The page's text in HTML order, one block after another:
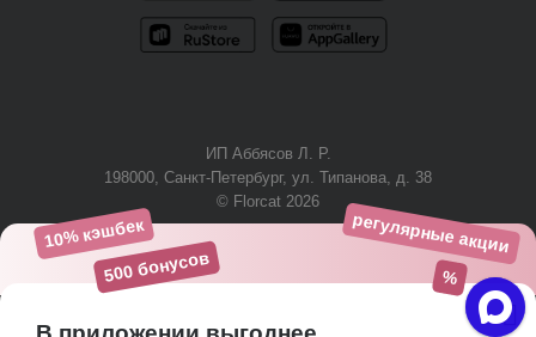
10% кэшбек
500 бонусов
регулярные акции
%
ИП Аббясов Л. Р.
198000, Санкт-Петербург, ул. Типанова, д. 38
© Florcat 2026
+7 (812) 425-61-03